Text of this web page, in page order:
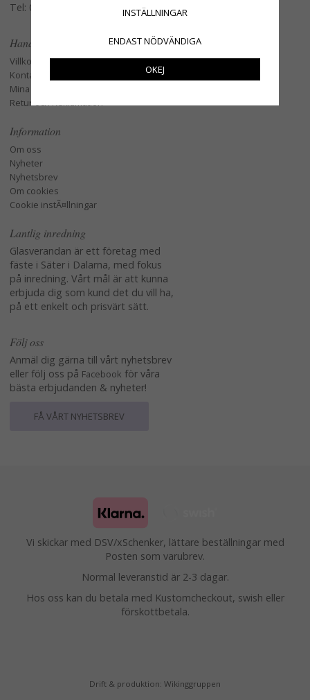
Tel: 079-3495968
Handla
Villkor
Kontakta oss
Mina favoriter
Retur och Reklamation
Information
Om oss
Nyheter
Nyhetsbrev
Om cookies
Cookie instÃ¤llningar
Lantlig inredning
Glasverandan är ett företag med
fäste i Säter i Dalarna, med fokus
på inredning. Vårt mål är att kunna
erbjuda dig som kund det du vill ha,
på ett enkelt och prisvärt sätt.
Följ oss
Anmäl dig gärna till vårt nyhetsbrev
eller följ oss på Facebook för våra
bästa erbjudanden & nyheter!
FÅ VÅRT NYHETSBREV
Vi skickar med DSV/xSchenker, lättare beställningar med
Posten som varubrev.
Normal leveranstid är 2-3 dagar.
Hos oss kan du betala med Kustomcheckout, swish eller
förskottbetala.
Drift & produktion: Wikinggruppen
INSTÄLLNINGAR
ENDAST NÖDVÄNDIGA
OKEJ